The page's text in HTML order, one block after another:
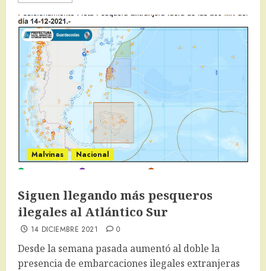
Malvinas Nacional
Siguen llegando más pesqueros
ilegales al Atlántico Sur
14 DICIEMBRE 2021 0
Desde la semana pasada aumentó al doble la
presencia de embarcaciones ilegales extranjeras